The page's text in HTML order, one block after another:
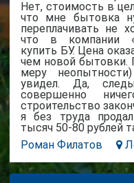
Нет, стоимость в
что мне бытовка
переплачивать не
что в компании
купить БУ. Цена
чем новой бытовки.
меру
увидел. Да,
совершенно
строительство
я без труда
тысяч 50-80 рублей
Роман Филатов